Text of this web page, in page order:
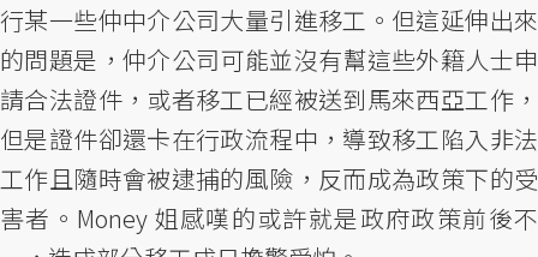
行某一些仲中介公司大量引進移工。但這延伸出來
的問題是，仲介公司可能並沒有幫這些外籍人士申
請合法證件，或者移工已經被送到馬來西亞工作，
但是證件卻還卡在行政流程中，導致移工陷入非法
工作且隨時會被逮捕的風險，反而成為政策下的受
害者。Money 姐感嘆的或許就是政府政策前後不